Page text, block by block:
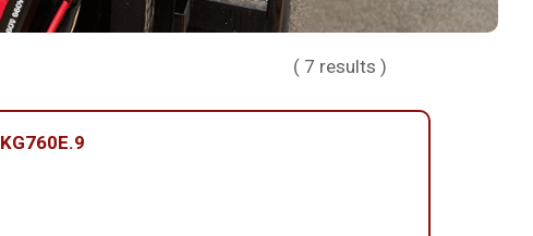
( 7 results )
KG760E.9